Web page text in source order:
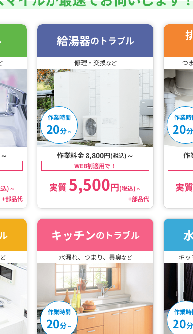
～
)～
+部品代
給湯器のトラブル
修理・交換など
作業時間
20分～
作業料金 8,800円(税込) ～
WEB割適用で！
実質 5,500円(税込)～
+部品代
つ
作業時
20分
作
実質
キッチンのトラブル
水漏れ、つまり、異臭など
作業時間
20分～
キ
作業時
20分